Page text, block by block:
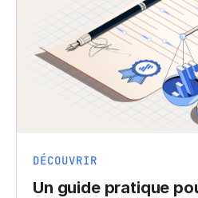
DÉCOUVRIR
Un guide pratique